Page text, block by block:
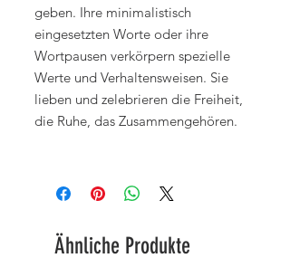
geben. Ihre minimalistisch
eingesetzten Worte oder ihre
Wortpausen verkörpern spezielle
Werte und Verhaltensweisen. Sie
lieben und zelebrieren die Freiheit,
die Ruhe, das Zusammengehören.
Ähnliche Produkte